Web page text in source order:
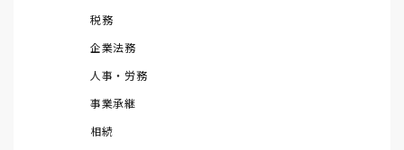
税務
企業法務
人事・労務
事業承継
相続